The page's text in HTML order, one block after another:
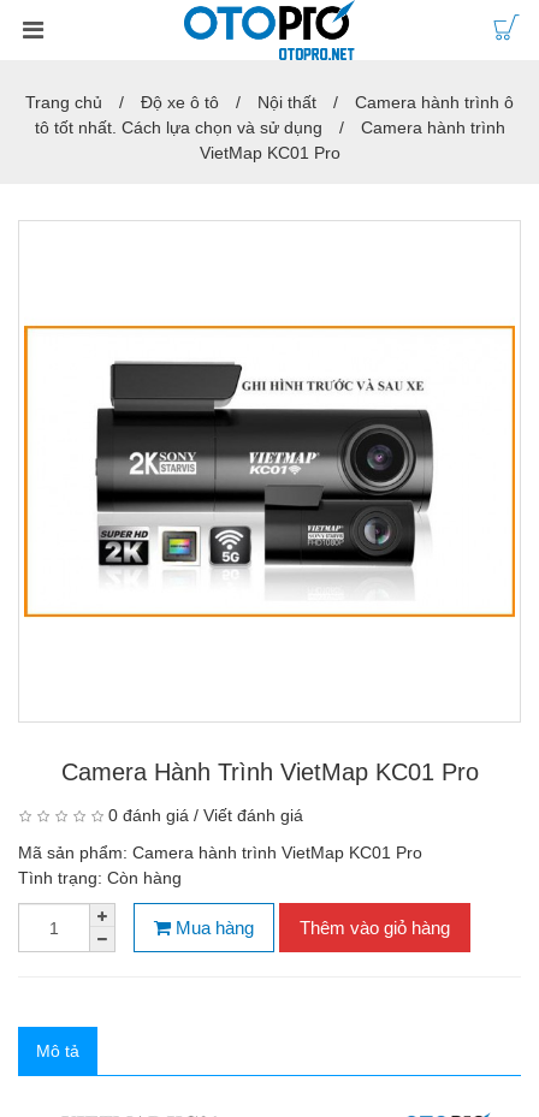
Trang chủ Độ xe ô tô Nội thất
Camera hành trình ô
tô tốt nhất. Cách lựa chọn và sử dụng
Camera hành trình
VietMap KC01 Pro
Camera Hành Trình VietMap KC01 Pro
0 đánh giá / Viết đánh giá
Mã sản phẩm: Camera hành trình VietMap KC01 Pro
Tình trạng: Còn hàng
Mua hàng Thêm vào giỏ hàng
Mô tả